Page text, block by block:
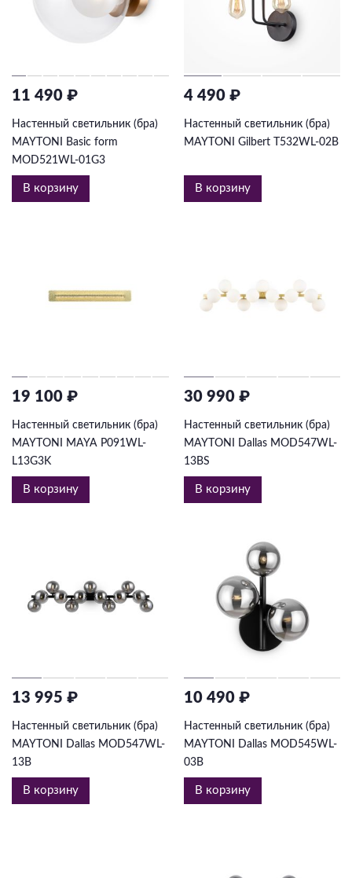
11 490 ₽
Настенный светильник (бра)
MAYTONI Basic form
MOD521WL-01G3
В корзину
4 490 ₽
Настенный светильник (бра)
MAYTONI Gilbert T532WL-02B
В корзину
19 100 ₽
Настенный светильник (бра)
MAYTONI MAYA P091WL-
L13G3K
В корзину
30 990 ₽
Настенный светильник (бра)
MAYTONI Dallas MOD547WL-
13BS
В корзину
13 995 ₽
Настенный светильник (бра)
MAYTONI Dallas MOD547WL-
13B
В корзину
10 490 ₽
Настенный светильник (бра)
MAYTONI Dallas MOD545WL-
03B
В корзину